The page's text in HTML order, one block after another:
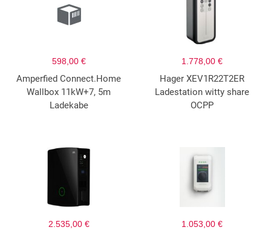
598,00 €
Amperfied Connect.Home
Wallbox 11kW+7, 5m
Ladekabe
1.778,00 €
Hager XEV1R22T2ER
Ladestation witty share
OCPP
2.535,00 € 1.053,00 €